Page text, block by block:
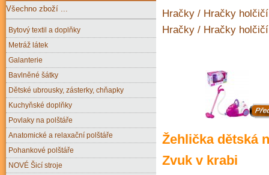
Hračky / Hračky
Hračky / Hračky
Žehlička dětská
Zvuk v krabi
Všechno zboží ...
Bytový textil a doplňky
Metráž látek
Galanterie
Bavlněné šátky
Dětské ubrousky, zásterky, chňapky
Kuchyňské doplňky
Povlaky na polštáře
Anatomické a relaxační polštáře
Pohankové polštáře
NOVÉ Šicí stroje